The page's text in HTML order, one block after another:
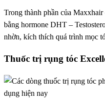
Trong thành phần của
bằng hormone DHT –
nhờn, kích thích quá trình mọc
Thuốc trị rụng tóc